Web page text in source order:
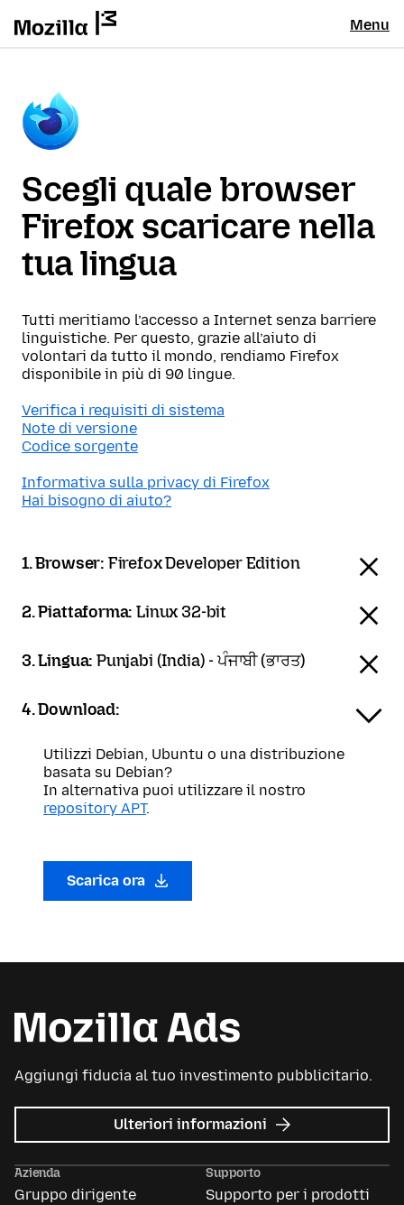
Menu
Scegli quale browser
Firefox scaricare nella
tua lingua
Tutti meritiamo l’accesso a Internet senza barriere
linguistiche. Per questo, grazie all’aiuto di
volontari da tutto il mondo, rendiamo Firefox
disponibile in più di 90 lingue.
Verifica i requisiti di sistema
Note di versione
Codice sorgente
Informativa sulla privacy di Firefox
Hai bisogno di aiuto?
1. Browser: Firefox Developer Edition
2. Piattaforma:Linux 32-bit
3. Lingua:Punjabi (India) - ਪੰਜਾਬੀ (ਭਾਰਤ)
4. Download:
Utilizzi Debian, Ubuntu o una distribuzione
basata su Debian?
In alternativa puoi utilizzare il nostro
repository APT.
Scarica ora
Aggiungi fiducia al tuo investimento pubblicitario.
Ulteriori informazioni su
Mozilla
Azienda
Gruppo dirigente
Supporto
Supporto per i prodotti